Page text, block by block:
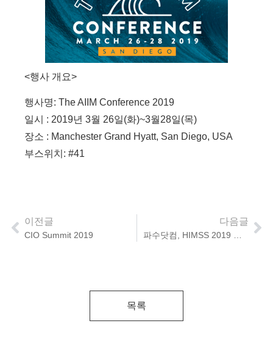
<행사 개요>
행사명: The AIIM Conference 2019
일시 : 2019년 3월 26일(화)~3월28일(목)
장소 : Manchester Grand Hyatt, San Diego, USA
부스위치: #41
이전글
CIO Summit 2019
다음글
목록